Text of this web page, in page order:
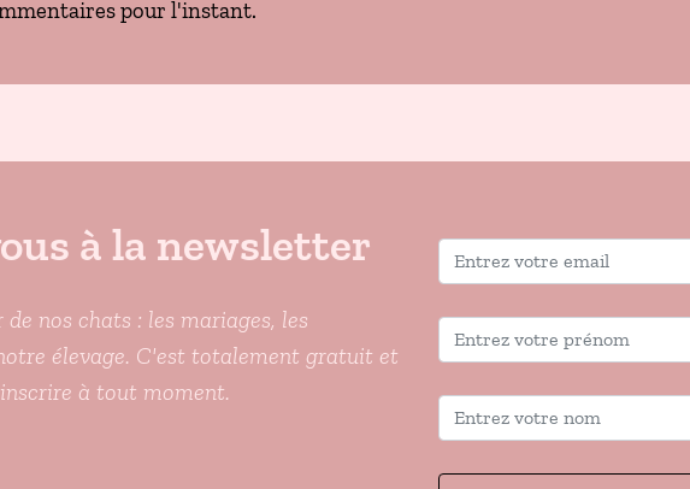
pour l'instant.
à la newsletter
nos chats : les mariages, les
élevage. C'est totalement gratuit et
à tout moment.